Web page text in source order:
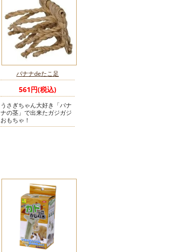
バナナdeたこ足
561円(税込)
うさぎちゃん大好き「バナ
ナの茎」で出来たガジガジ
おもちゃ！